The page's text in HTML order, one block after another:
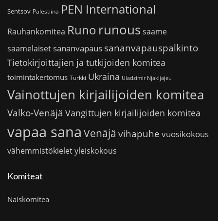
Sentsov Palestiina PEN International
Rauhankomitea Runo runoussaame
saamelaiset sananvapaus sananvapauspalkinto
Tietokirjoittajien ja tutkijoiden komitea
toimintakertomus Turkki Ukraina Uladzimir Njakljajeu
Vainottujen kirjailijoiden komitea
Valko-Venäjä Vangittujen kirjailijoiden komitea
vapaa sana Venäjä vihapuhe vuosikokous
vähemmistökieletyleiskokous
Komiteat
Naiskomitea